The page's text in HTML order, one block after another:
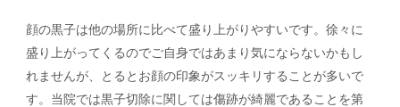
顔の黒子は他の場所に比べて盛り上がりやすいです。徐々 に
盛り上がってくるのでご自身ではあまり気にならないかもし
れませんが、とるとお顔の印象がスッキリすることが多いで
す。当院では黒子切除に関しては傷跡が綺麗である ことを第